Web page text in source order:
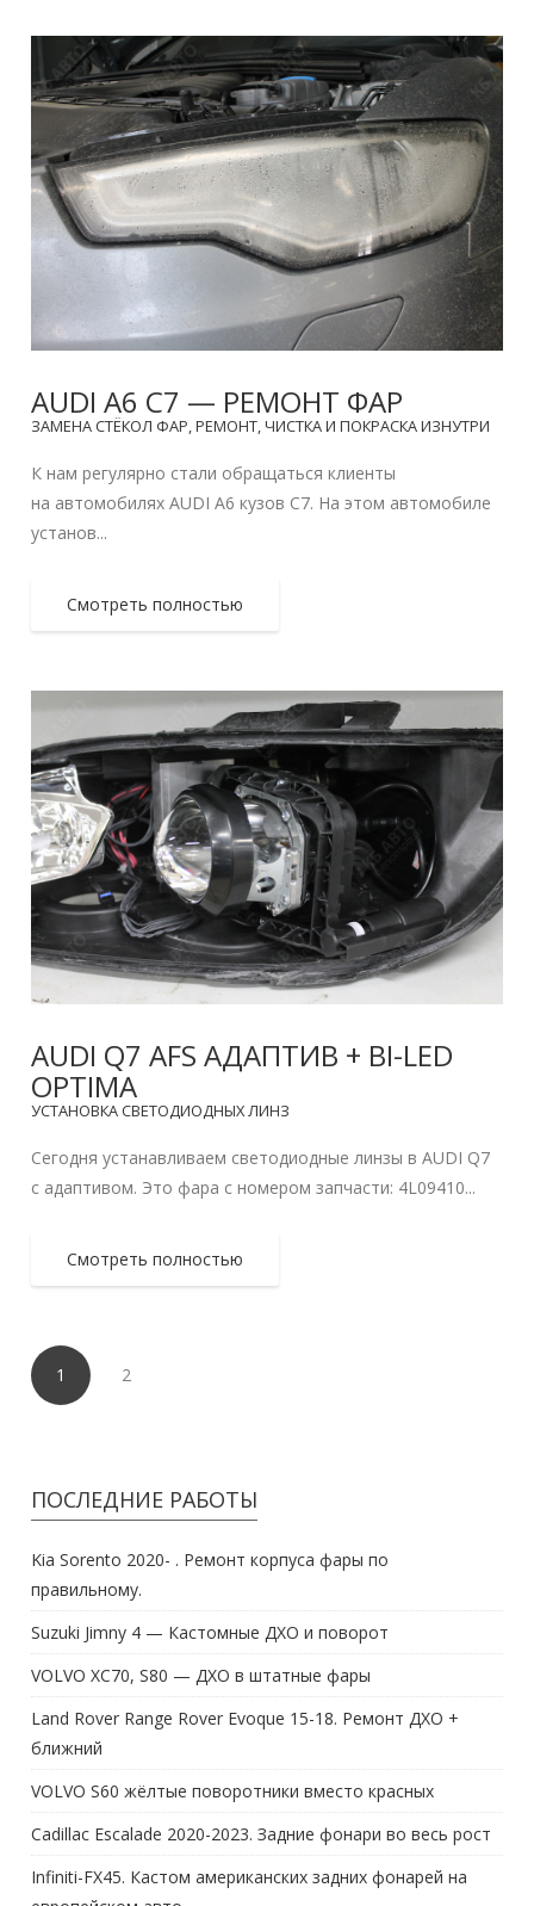
AUDI A6 C7 — РЕМОНТ ФАР
ЗАМЕНА СТЁКОЛ ФАР, РЕМОНТ, ЧИСТКА И ПОКРАСКА ИЗНУТРИ
К нам регулярно стали обращаться клиенты
на автомобилях AUDI A6 кузов C7. На этом автомобиле
установ...
Смотреть полностью
AUDI Q7 AFS АДАПТИВ + BI-LED
OPTIMA
УСТАНОВКА СВЕТОДИОДНЫХ ЛИНЗ
Сегодня устанавливаем светодиодные линзы в AUDI Q7
с адаптивом. Это фара с номером запчасти: 4L09410...
Смотреть полностью
1 2
ПОСЛЕДНИЕ РАБОТЫ
Kia Sorento 2020- . Ремонт корпуса фары по
правильному.
Suzuki Jimny 4 — Кастомные ДХО и поворот
VOLVO XC70, S80 — ДХО в штатные фары
Land Rover Range Rover Evoque 15-18. Ремонт ДХО +
ближний
VOLVO S60 жёлтые поворотники вместо красных
Cadillac Escalade 2020-2023. Задние фонари во весь рост
Infiniti-FX45. Кастом американских задних фонарей на